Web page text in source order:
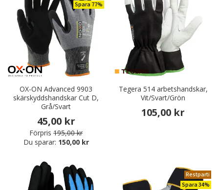
Spara 77%
OX-ON Advanced 9903
skärskyddshandskar Cut D,
Grå/Svart
45,00 kr
Förpris 195,00 kr
Du sparar: 150,00 kr
Tegera 514 arbetshandskar,
Vit/Svart/Grön
105,00 kr
Restparti
Spara 34%